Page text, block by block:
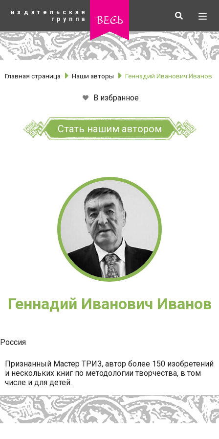
основному
издательская
группа
весь Искать
рубрики
Главная страница Наши авторы Геннадий Иванович Иванов
В избранное
Стать нашим автором
Геннадий Иванович Иванов
Россия
Признанный Мастер ТРИЗ, автор более 150 изобретений
и нескольких книг по методологии творчества, в том
числе и для детей.